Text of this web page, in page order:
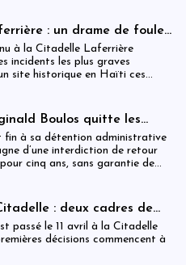
locales.
: un drame de foule
de 25 morts, enquête en
d’ombre persistantes
à la Citadelle Laferrière
incidents les plus graves
site historique en Haïti ces
Boulos quitte les
la Colombie après un
fin à sa détention administrative
d’une interdiction de retour
cinq ans, sans garantie de
: deux cadres de
MCC remerciés
passé le 11 avril à la Citadelle
décisions commencent à